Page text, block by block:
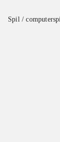
Spil /